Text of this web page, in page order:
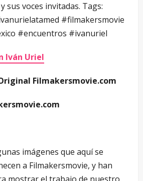
sus voces invitadas. Tags:
#filmakersmovie
#encuentros #ivanuriel
Iván Uriel
Filmakersmovie.com
imágenes que aquí se
a Filmakersmovie, y han